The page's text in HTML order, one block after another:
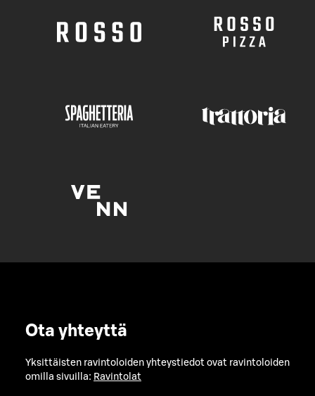
Ota yhteyttä
Yksittäisten ravintoloiden yhteystiedot ovat ravintoloiden
omilla sivuilla: Ravintolat